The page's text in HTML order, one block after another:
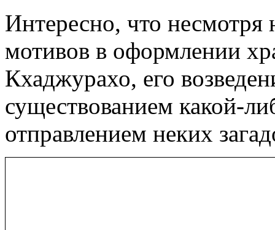
Интересно, что несмотря
мотивов в оформлении
Кхаджурахо, его
существованием какой-
отправлением неких